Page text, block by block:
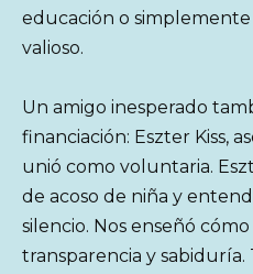
educación o
valioso.
Un amigo inesperado
financiación: Eszter Kiss,
unió como voluntaria.
de acoso de niña y
silencio. Nos enseñó
transparencia y sabiduría.